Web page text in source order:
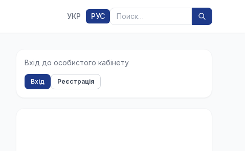
УКР РУС Поиск
Вхід до особистого кабінету
Вхід Реєстрація